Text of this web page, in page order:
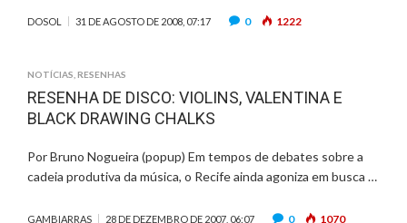
DOSOL 31 DE AGOSTO DE 2008, 07:17 0 1222
NOTÍCIAS RESENHAS
RESENHA DE DISCO: VIOLINS, VALENTINA E
BLACK DRAWING CHALKS
Por Bruno Nogueira (popup) Em tempos de debates sobre a
cadeia produtiva da música, o Recife ainda agoniza em busca …
GAMBIARRAS 28 DE DEZEMBRO DE 2007, 06:07 0 1070